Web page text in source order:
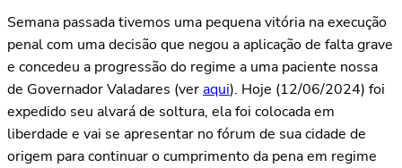
Semana passada tivemos uma pequena vitória na execução
penal com uma decisão que negou a aplicação de falta grave
e concedeu a progressão do regime a uma paciente nossa
de Governador Valadares (veraqui). Hoje (12/06/2024) foi
expedido seu alvará de soltura, ela foi colocada em
liberdade e vai se apresentar no fórum de sua cidade de
origem para continuar o cumprimento da pena em regime